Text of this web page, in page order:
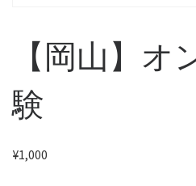
【岡山】
験
¥1,000